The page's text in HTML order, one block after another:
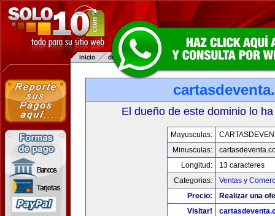
El dueño de este dominio lo
Mayusculas:
Minusculas:
Longitud:
13 caracteres
Categorias:
Ventas y
Precio:
Realizar una
Visitar!